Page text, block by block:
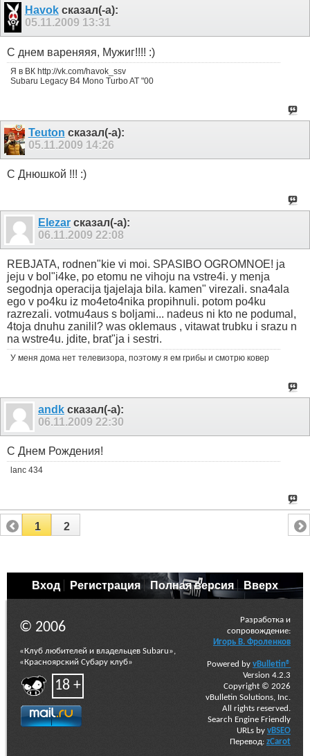
Havokсказал(-а):
05.11.2009 13:31
С днем вареняяя, Мужиг!!!! :)
Я в ВК http://vk.com/havok_ssv
Subaru Legacy B4 Mono Turbo AT "00
Teuton сказал(-а):
05.11.2009 14:26
C Днюшкой !!! :)
Elezar сказал(-а):
06.11.2009 22:08
REBJATA, rodnen"kie vi moi. SPASIBO OGROMNOE! ja
jeju v bol"i4ke, po etomu ne vihoju na vstre4i. y menja
segodnja operacija tjajelaja bila. kamen" virezali. sna4ala
ego v po4ku iz mo4eto4nika propihnuli. potom po4ku
razrezali. votmu4aus s boljami... nadeus ni kto ne podumal,
4toja dnuhu zanilil? was oklemaus , vitawat trubku i srazu n
na wstre4u. jdite, brat"ja i sestri.
У меня дома нет телевизора, поэтому я ем грибы и смотрю ковер
andk сказал(-а):
06.11.2009 22:30
С Днем Рождения!
lanc 434
1 2
Вход Регистрация Полная версия Вверх
© 2006
«Клуб любителей и владельцев Subaru»,
«Красноярский Субару клуб»
18 +
Разработка и
сопровождение:
Игорь В. Фроленков
Powered by vBulletin®
Version 4.2.3
Copyright © 2026
vBulletin Solutions, Inc.
All rights reserved.
Search Engine Friendly
URLs by vBSEO
Перевод: zCarot